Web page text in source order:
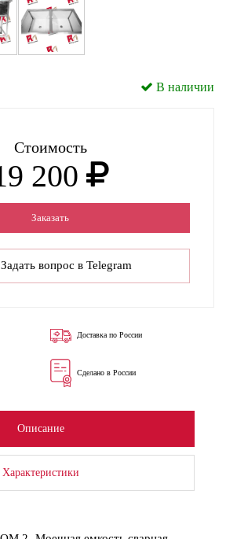
В наличии
Стоимость
200
Заказать
Задать вопрос в Telegram
Доставка по России
Сделано в России
Описание
Характеристики